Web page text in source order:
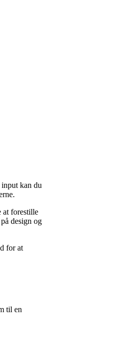
kan du
at forestille
design og
for at
til en